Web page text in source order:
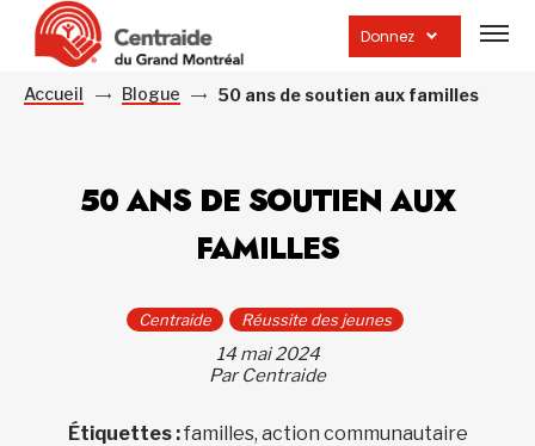
Donnez
la
Accueil Blogue 50 ans de soutien aux familles
50 ANS DE SOUTIEN AUX
FAMILLES
Centraide Réussite des jeunes
14 mai 2024
Par Centraide
Étiquettes :familles, action communautaire